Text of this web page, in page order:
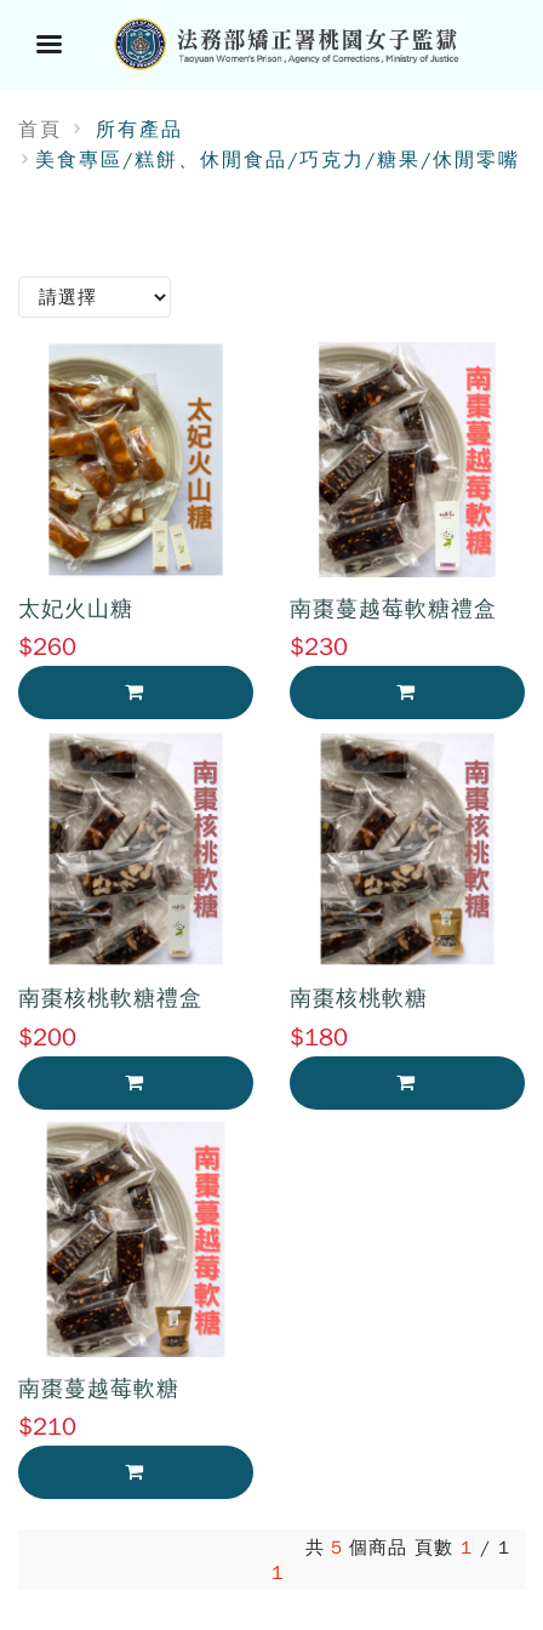
單
首頁
所有產品
美食專區/糕餅、休閒食品/巧克力/糖果/休閒零嘴
太妃火山糖
$260
南棗蔓越莓軟糖禮盒
$230
南棗核桃軟糖禮盒
$200
南棗核桃軟糖
$180
南棗蔓越莓軟糖
$210
1
共 5 個商品 頁數 1 / 1